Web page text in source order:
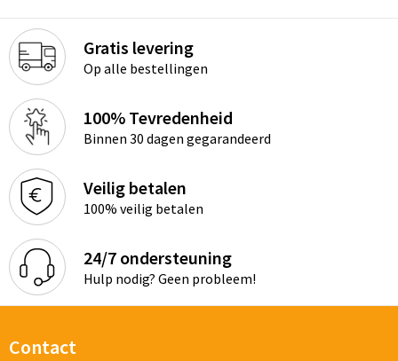
Gratis levering
Op alle bestellingen
100% Tevredenheid
Binnen 30 dagen gegarandeerd
Veilig betalen
100% veilig betalen
24/7 ondersteuning
Hulp nodig? Geen probleem!
Contact